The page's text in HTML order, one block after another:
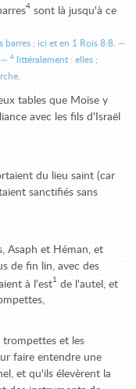
4 sont là jusqu'à ce
; ici et en 1 Rois 8:8.
4
littéralement : elles ;
tables que Moïse y
avec les fils d'Israël
du lieu saint (car
sanctifiés sans
Asaph et Héman, et
de fin lin, avec des
à l'est1 de l'autel, et
trompettes et les
faire entendre une
et qu'ils élevèrent la